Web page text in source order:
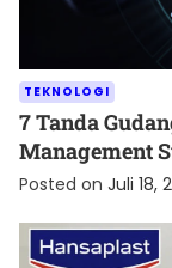
TEKNOLOGI
7 Tanda
Management
Posted on Juli 18,